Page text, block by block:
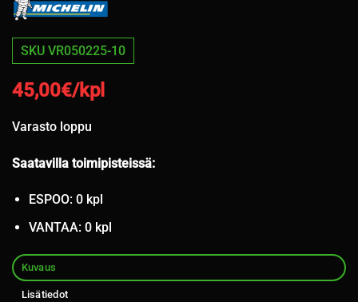
SKU VR050225-10
45,00€/kpl
Varasto loppu
Saatavilla toimipisteissä:
ESPOO: 0 kpl
VANTAA: 0 kpl
Kuvaus
Lisätiedot